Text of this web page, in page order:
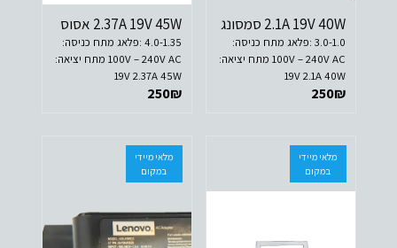
2.1A 19V 40W סמסונג
3.0-1.0 :פלאג מתח כניסה:
100V – 240V AC מתח יציאה:
19V 2.1A 40W
250₪
2.37A 19V 45W אסוס
4.0-1.35 :פלאג מתח כניסה:
100V – 240V AC מתח יציאה:
19V 2.37A 45W
250₪
מלאי מיידי
במקום
מלאי מיידי
במקום